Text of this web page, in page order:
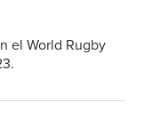
el World Rugby